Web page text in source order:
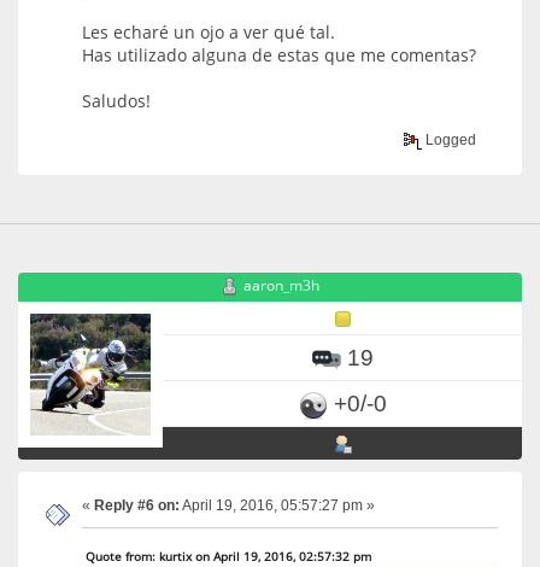
Les echaré un ojo a ver qué tal.
Has utilizado alguna de estas que me comentas?
Saludos!
Logged
aaron_m3h
19
+0/-0
« Reply #6 on: April 19, 2016, 05:57:27 pm »
Quote from: kurtix on April 19, 2016, 02:57:32 pm